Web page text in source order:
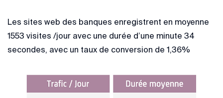
Les sites web des banques enregistrent en moyenne
1553 visites /jour avec une durée d’une minute 34
secondes, avec un taux de conversion de 1,36%